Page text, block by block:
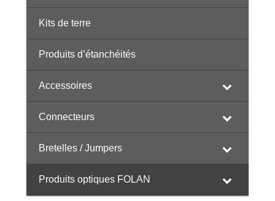
Kits de terre
Produits d’étanchéités
Accessoires
Connecteurs
Bretelles / Jumpers
Produits optiques FOLAN